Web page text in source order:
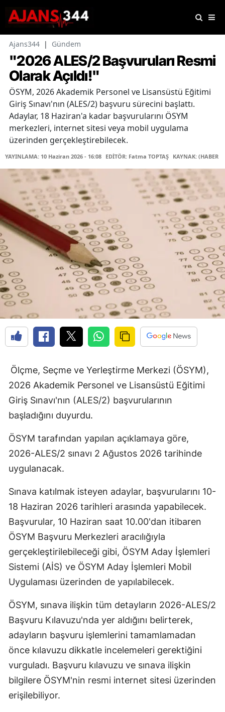
Ajans344 | Gündem
"2026 ALES/2 Başvuruları Resmi
Olarak Açıldı!"
ÖSYM, 2026 Akademik Personel ve Lisansüstü Eğitimi
Giriş Sınavı'nın (ALES/2) başvuru sürecini başlattı.
Adaylar, 18 Haziran'a kadar başvurularını ÖSYM
merkezleri, internet sitesi veya mobil uygulama
üzerinden gerçekleştirebilecek.
YAYINLAMA: 10 Haziran 2026 - 16:08 EDİTÖR: Fatma TOPTAŞ KAYNAK: (HABER
Ölçme, Seçme ve Yerleştirme Merkezi (ÖSYM),
2026 Akademik Personel ve Lisansüstü Eğitimi
Giriş Sınavı'nın (ALES/2) başvurularının
başladığını duyurdu.
ÖSYM tarafından yapılan açıklamaya göre,
2026-ALES/2 sınavı 2 Ağustos 2026 tarihinde
uygulanacak.
Sınava katılmak isteyen adaylar, başvurularını 10-
18 Haziran 2026 tarihleri arasında yapabilecek.
Başvurular, 10 Haziran saat 10.00'dan itibaren
ÖSYM Başvuru Merkezleri aracılığıyla
gerçekleştirilebileceği gibi, ÖSYM Aday İşlemleri
Sistemi (AİS) ve ÖSYM Aday İşlemleri Mobil
Uygulaması üzerinden de yapılabilecek.
ÖSYM, sınava ilişkin tüm detayların 2026-ALES/2
Başvuru Kılavuzu'nda yer aldığını belirterek,
adayların başvuru işlemlerini tamamlamadan
önce kılavuzu dikkatle incelemeleri gerektiğini
vurguladı. Başvuru kılavuzu ve sınava ilişkin
bilgilere ÖSYM'nin resmi internet sitesi üzerinden
erişilebiliyor.